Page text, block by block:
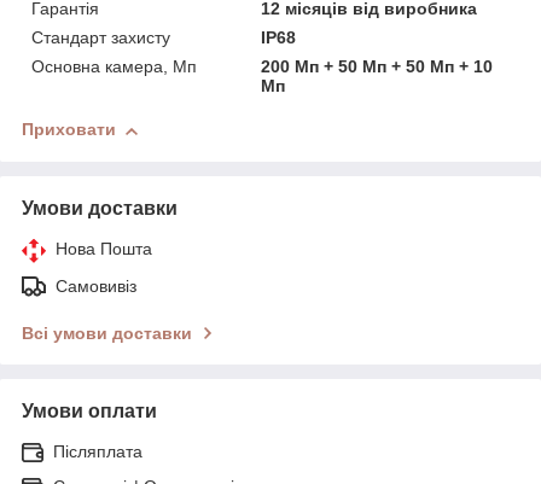
Гарантія
12 місяців від виробника
Стандарт захисту
IP68
Основна камера, Мп
200 Мп + 50 Мп + 50 Мп + 10
Мп
Приховати
Умови доставки
Нова Пошта
Самовивіз
Всі умови доставки
Умови оплати
Післяплата